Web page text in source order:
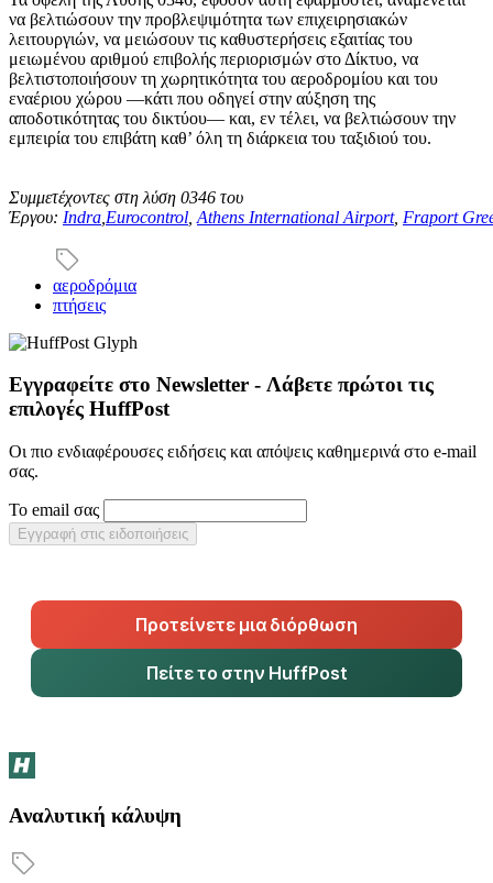
να βελτιώσουν την προβλεψιμότητα των επιχειρησιακών
λειτουργιών, να μειώσουν τις καθυστερήσεις εξαιτίας του
μειωμένου αριθμού επιβολής περιορισμών στο Δίκτυο, να
βελτιστοποιήσουν τη χωρητικότητα του αεροδρομίου και του
εναέριου χώρου —κάτι που οδηγεί στην αύξηση της
αποδοτικότητας του δικτύου— και, εν τέλει, να βελτιώσουν την
εμπειρία του επιβάτη καθ’ όλη τη διάρκεια του ταξιδιού του.
Συμμετέχοντες στη λύση 0346 του
Έργου: Indra Eurocontrol Athens International Airport, Fraport
αεροδρόμια
πτήσεις
Εγγραφείτε στο Newsletter - Λάβετε πρώτοι τις
επιλογές HuffPost
Οι πιο ενδιαφέρουσες ειδήσεις και απόψεις καθημερινά στο e-mail
σας.
Το email σας
Εγγραφή στις ειδοποιήσεις
Προτείνετε μια διόρθωση
Πείτε το στην HuffPost
Αναλυτική κάλυψη